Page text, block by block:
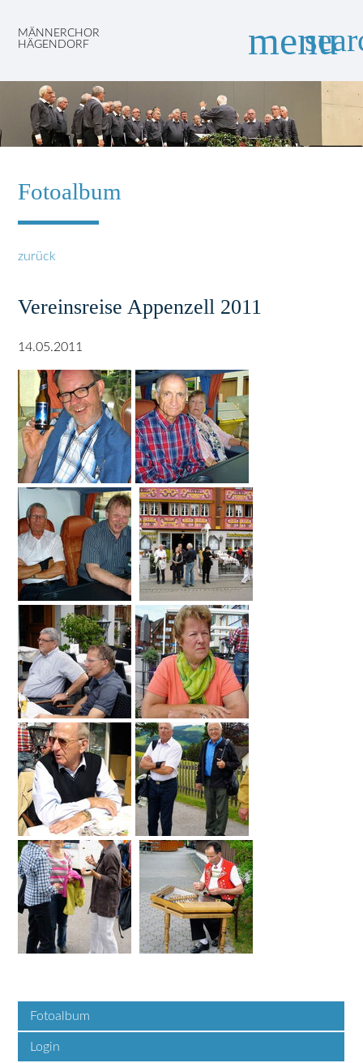
MÄNNERCHOR
HÄGENDORF
menu
Suchbegriffe SUCHEN
Fotoalbum
zurück
Vereinsreise Appenzell 2011
14.05.2011
Fotoalbum
Login